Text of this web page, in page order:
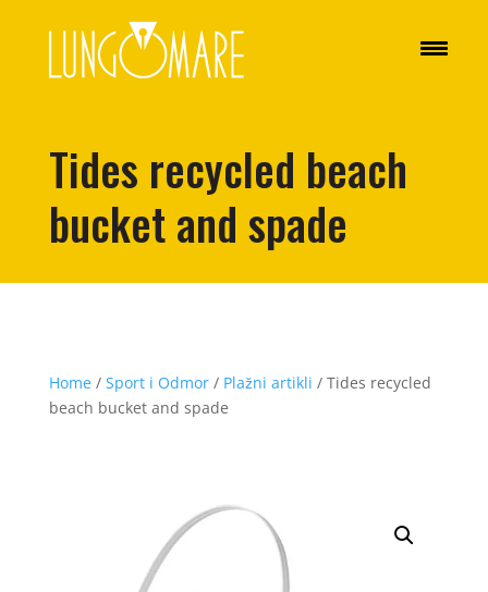
Tides recycled beach
bucket and spade
Home/ Sport i Odmor/ Plažni artikli / Tides recycled
beach bucket and spade